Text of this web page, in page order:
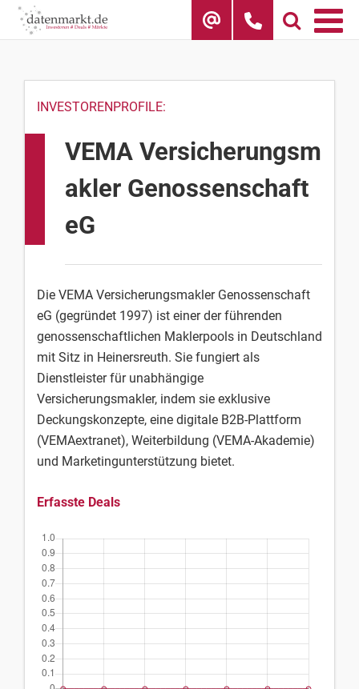
Skip
INVESTORENPROFILE:
VEMA Versicherungsm
akler Genossenschaft
eG
Die VEMA Versicherungsmakler Genossenschaft
eG (gegründet 1997) ist einer der führenden
genossenschaftlichen Maklerpools in Deutschland
mit Sitz in Heinersreuth. Sie fungiert als
Dienstleister für unabhängige
Versicherungsmakler, indem sie exklusive
Deckungskonzepte, eine digitale B2B-Plattform
(VEMAextranet), Weiterbildung (VEMA-Akademie)
und Marketingunterstützung bietet.
Erfasste Deals